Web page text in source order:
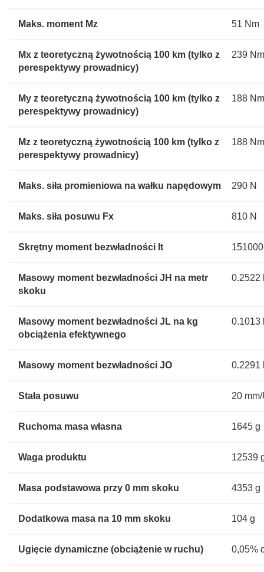
Maks. moment Mz 51 Nm
Mx z teoretyczną żywotnością 100 km (tylko z
perespektywy prowadnicy)
239
My z teoretyczną żywotnością 100 km (tylko z
perespektywy prowadnicy)
188
Mz z teoretyczną żywotnością 100 km (tylko z
perespektywy prowadnicy)
188
Maks. siła promieniowa na wałku napędowym 290 N
Maks. siła posuwu Fx 810 N
Skrętny moment bezwładności It
Masowy moment bezwładności JH na metr
skoku
0.2522
Masowy moment bezwładności JL na kg
obciążenia efektywnego
0.1013
Masowy moment bezwładności JO 0.2291
Stała posuwu 20
Ruchoma masa własna 1645 g
Waga produktu 12539
Masa podstawowa przy 0 mm skoku 4353 g
Dodatkowa masa na 10 mm skoku 104 g
Ugięcie dynamiczne (obciążenie w ruchu) 0,05%